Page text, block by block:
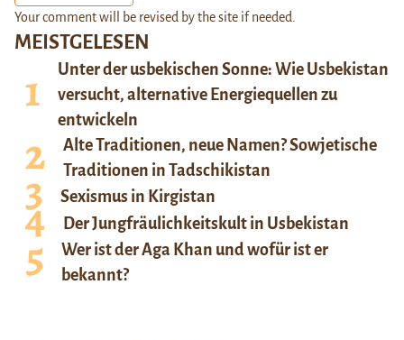
MEISTGELESEN
Unter der usbekischen Sonne: Wie Usbekistan
versucht, alternative Energiequellen zu
entwickeln
Alte Traditionen, neue Namen? Sowjetische
Traditionen in Tadschikistan
Sexismus in Kirgistan
Der Jungfräulichkeitskult in Usbekistan
Wer ist der Aga Khan und wofür ist er
bekannt?
Your comment will be revised by the site if needed.